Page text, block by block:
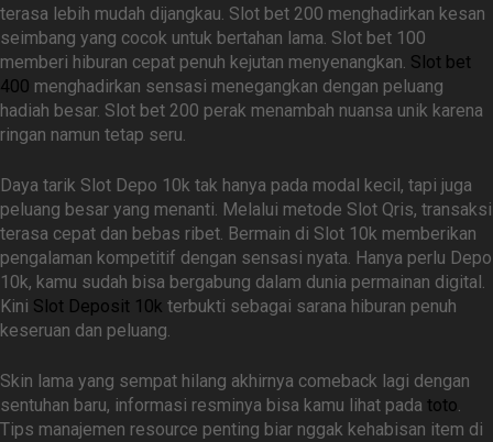
terasa lebih mudah dijangkau. Slot bet 200 menghadirkan kesan
seimbang yang cocok untuk bertahan lama. Slot bet 100
memberi hiburan cepat penuh kejutan menyenangkan. Slot bet
400 menghadirkan sensasi menegangkan dengan peluang
hadiah besar. Slot bet 200 perak menambah nuansa unik karena
ringan namun tetap seru.
Daya tarik Slot Depo 10k tak hanya pada modal kecil, tapi juga
peluang besar yang menanti. Melalui metode Slot Qris, transaksi
terasa cepat dan bebas ribet. Bermain di Slot 10k memberikan
pengalaman kompetitif dengan sensasi nyata. Hanya perlu Depo
10k, kamu sudah bisa bergabung dalam dunia permainan digital.
Kini Slot Deposit 10k terbukti sebagai sarana hiburan penuh
keseruan dan peluang.
Skin lama yang sempat hilang akhirnya comeback lagi dengan
sentuhan baru, informasi resminya bisa kamu lihat pada toto.
Tips manajemen resource penting biar nggak kehabisan item di